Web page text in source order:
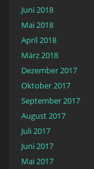
Juni 2018
Mai 2018
April 2018
März 2018
Dezember 2017
Oktober 2017
September 2017
August 2017
Juli 2017
Juni 2017
Mai 2017